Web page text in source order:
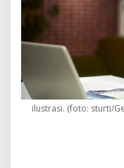
ilustrasi. (foto: sturti/